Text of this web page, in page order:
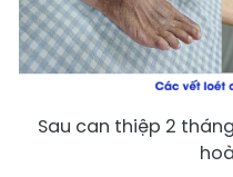
Sau can thiệp 2